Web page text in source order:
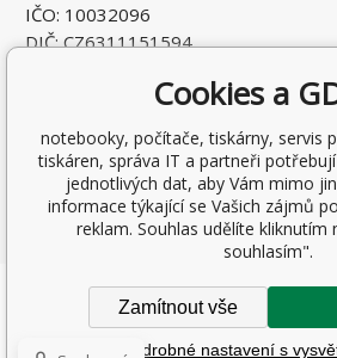
IČO: 10032096
DIČ: CZ6311151594
Copyright © 2026 Ing.
Všechna práva
Cookies a
notebooky, počítače, tiskárny, servis
tiskáren, správa IT a partneři
jednotlivých dat, aby Vám mimo
informace týkající se Vašich zájmů
reklam. Souhlas udělíte kliknutím
souhlasím".
Zamítnout vše
Podrobné nastavení s